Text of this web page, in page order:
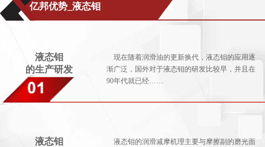
亿邦优势_液态钼
液态钼
的生产研发
现在随着润滑油的更新换代，液态钼的应用逐
渐广泛，国外对于液态钼的研发比较早，并且在
90年代就已经……
液态钼
液态钼的润滑减摩机理主要与摩擦副的磨光面